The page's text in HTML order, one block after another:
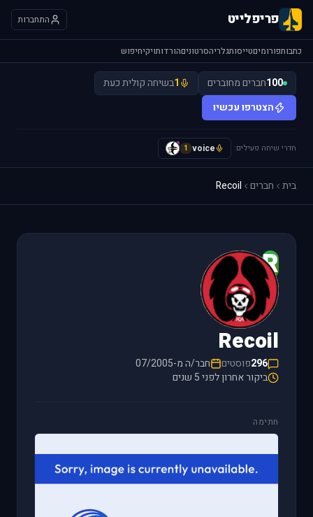
פריפלייט התחברות
כתבותפורומיםטייסותגלריהסרטוניםהורדותויקיחיפוש
100חברים מחוברים 1בשיחה קולית כעת
הצטרפו עכשיו
חדרי שיחה פעילים: voice
1
y
בית חברים Recoil
R
Recoil
296פוסטים
חבר/ה מ-07/2005
ביקור אחרון לפני 5 שנים
חתימה